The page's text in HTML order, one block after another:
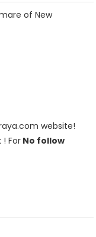
of New
website!
! For No follow